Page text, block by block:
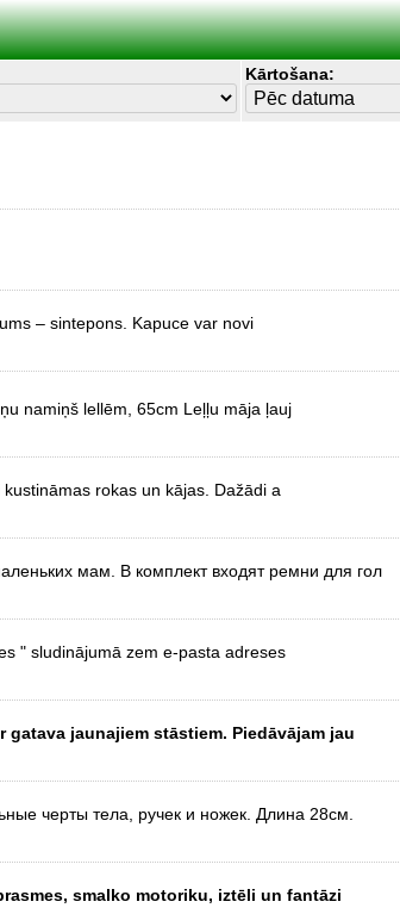
Kārtošana:
– sintepons. Kapuce var novi
namiņš lellēm, 65cm Leļļu māja ļauj
rokas un kājas. Dažādi a
мам. В комплект входят ремни для гол
" sludinājumā zem e-pasta adreses
jaunajiem stāstiem. Piedāvājam jau
черты тела, ручек и ножек. Длина 28см.
smalko motoriku, iztēli un fantāzi